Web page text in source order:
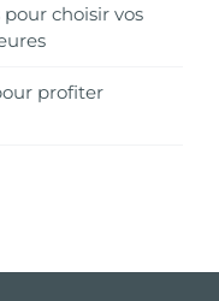
pour choisir vos
profiter